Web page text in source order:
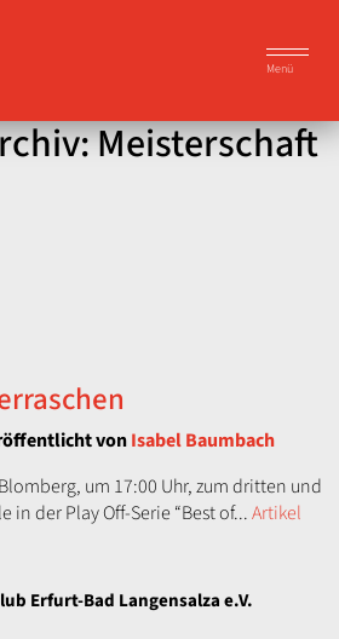
Menü
Meisterschaft
vonIsabel Baumbach
um 17:00 Uhr, zum dritten und
der Play Off-Serie “Best of...Artikel
Erfurt-Bad Langensalza e.V.